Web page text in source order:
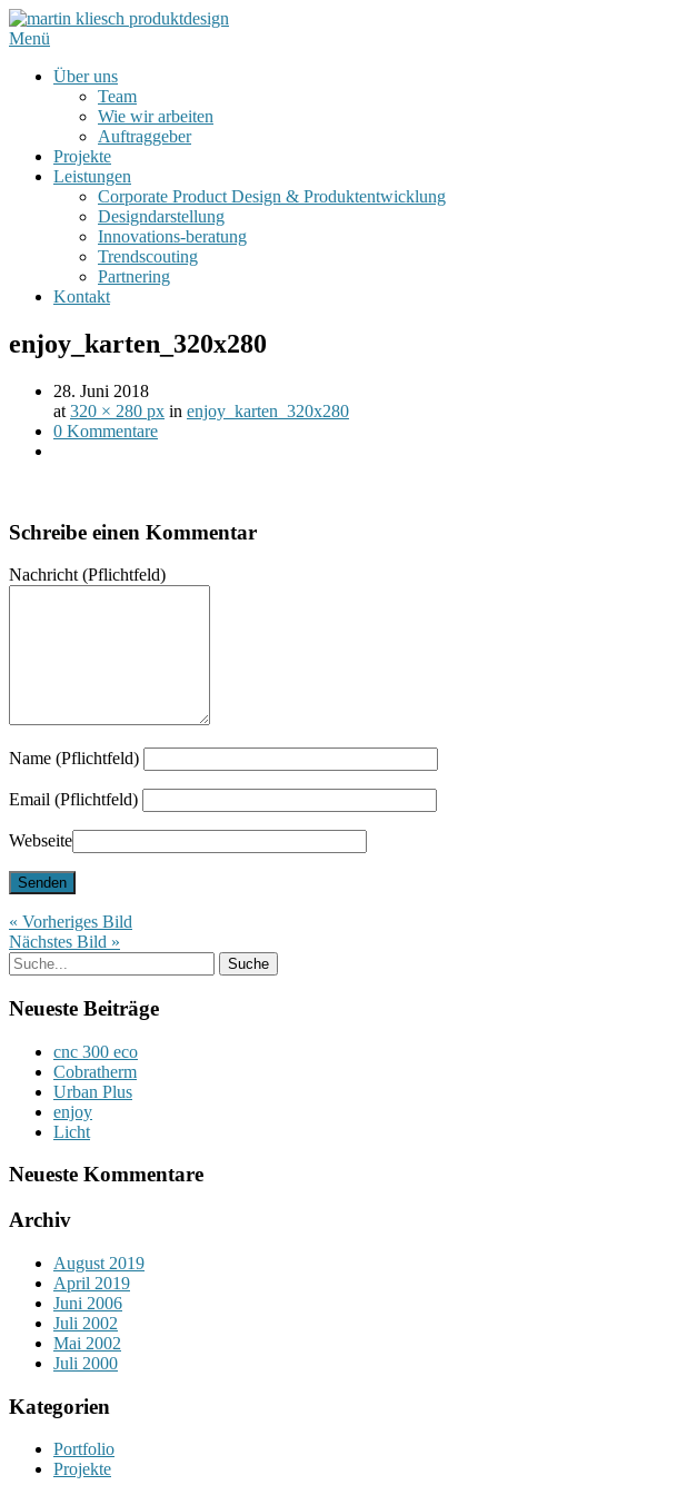
Menü
Über uns
Team
Wie wir arbeiten
Auftraggeber
Projekte
Leistungen
Corporate Product Design & Produktentwicklung
Designdarstellung
Innovations-beratung
Trendscouting
Partnering
Kontakt
enjoy_karten_320x280
28. Juni 2018
at 320 × 280 px in enjoy_karten_320x280
0 Kommentare
Schreibe einen Kommentar
Nachricht (Pflichtfeld)
Name (Pflichtfeld)
Email (Pflichtfeld)
Webseite
« Vorheriges Bild
Nächstes Bild »
Neueste Beiträge
cnc 300 eco
Cobratherm
Urban Plus
enjoy
Licht
Neueste Kommentare
Archiv
August 2019
April 2019
Juni 2006
Juli 2002
Mai 2002
Juli 2000
Kategorien
Portfolio
Projekte